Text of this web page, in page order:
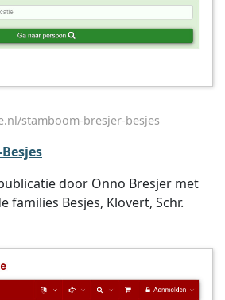
stamboom-bresjer-besjes
door Onno Bresjer met
families Besjes, Klovert, Schr.